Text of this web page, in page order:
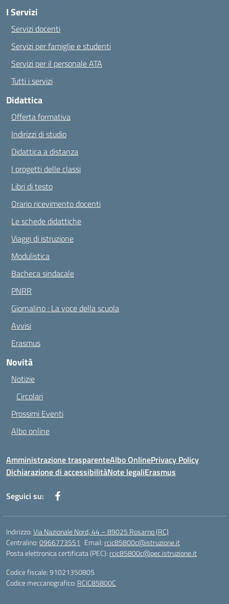
I Servizi
Servizi docenti
Servizi per famiglie e studenti
Servizi per il personale ATA
Tutti i servizi
Didattica
Offerta formativa
Indirizzi di studio
Didattica a distanza
I progetti delle classi
Libri di testo
Orario ricevimento docenti
Le schede didattiche
Viaggi di istruzione
Modulistica
Bacheca sindacale
PNRR
Giornalino : La voce della scuola
Avvisi
Erasmus
Novità
Notizie
Circolari
Prossimi Eventi
Albo online
Amministrazione trasparenteAlbo OnlinePrivacy Policy
Dichiarazione di accessibilitàNote legaliErasmus
Seguici su:
Indirizzo:Via Nazionale Nord, 44 – 89025 Rosarno (RC)
Centralino:0966773551 Email: rcic85800c@istruzione.it
Posta elettronica certificata (PEC): rcic85800c@pec.istruzione.it
Codice fiscale: 91021350805
Codice meccanografico: RCIC85800C